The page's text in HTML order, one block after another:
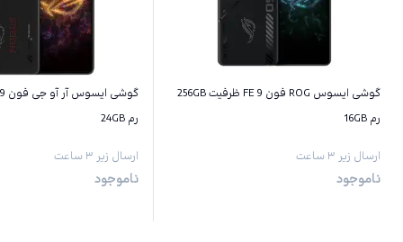
گوشی ایسوس ROG فون 9 FE ظرفیت 256GB
رم 16GB
ارسال زیر ۳ ساعت
ناموجود
رم 24GB
ارسال زیر ۳ ساعت
ناموجود